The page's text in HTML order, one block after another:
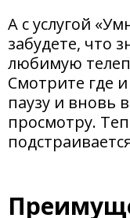
А с услугой
забудете, что
любимую
Смотрите где и
паузу и вновь
просмотру.